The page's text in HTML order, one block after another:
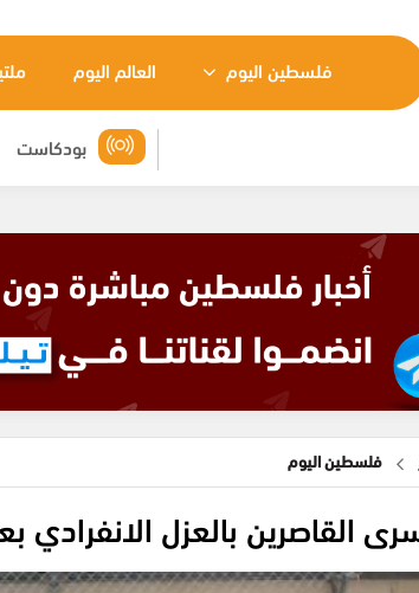
فلسطين اليوم العالم اليوم
بودكاست
فلسطين اليوم
القاصرين بالعزل الانفرادي بعد 7